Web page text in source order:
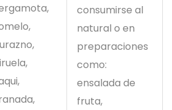
consumirse al
natural o en
preparaciones
como:
ensalada de
fruta,